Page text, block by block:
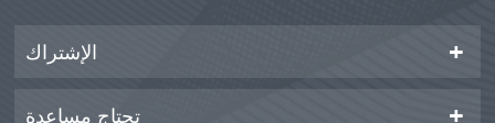
الإشتراك
تحتاج مساعدة